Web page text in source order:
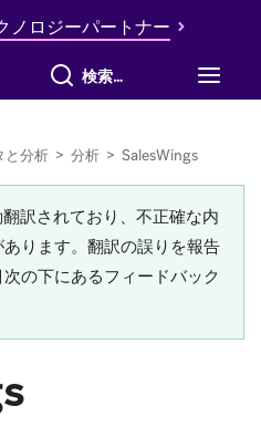
ノロジーパートナー
すべて検索
と分析 > 分析 > SalesWings
訳されており、不正確な内
ります。翻訳の誤りを報告
の下にあるフィードバック